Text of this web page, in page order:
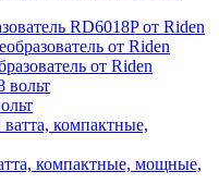
RD6018P от Riden
от Riden
компактные, мощные,